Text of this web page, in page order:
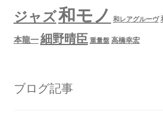
ジャズ和モノ 和レアグルーヴ
本龍一細野晴臣 重量盤 高橋幸宏
ブログ記事